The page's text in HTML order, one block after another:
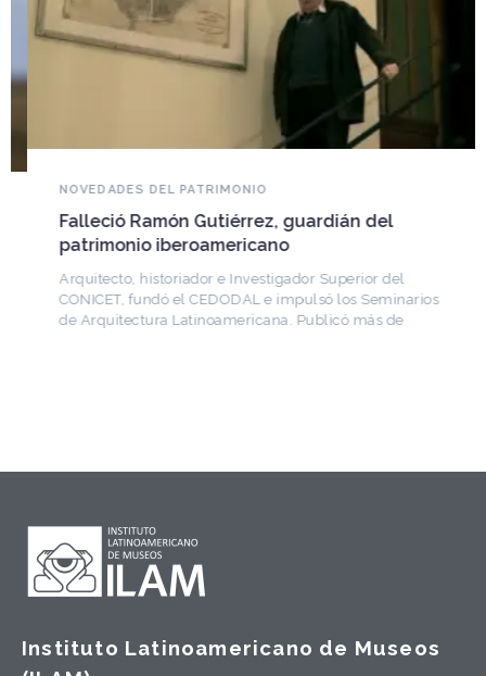
NOVEDADES DEL PATRIMONIO
Falleció Ramón Gutiérrez, guardián del
patrimonio iberoamericano
Arquitecto, historiador e Investigador Superior del
CONICET, fundó el CEDODAL e impulsó los Seminarios
de Arquitectura Latinoamericana. Publicó más de
Instituto Latinoamericano de Museos